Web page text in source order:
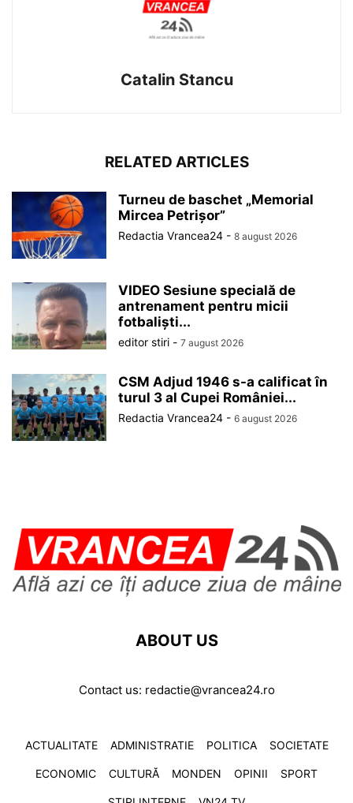
Catalin Stancu
RELATED ARTICLES
Turneu de baschet „Memorial
Mircea Petrișor”
Redactia Vrancea24 - 8 august 2026
VIDEO Sesiune specială de
antrenament pentru micii
fotbaliști...
editor stiri - 7 august 2026
CSM Adjud 1946 s-a calificat în
turul 3 al Cupei României...
Redactia Vrancea24 - 6 august 2026
ABOUT US
Contact us: redactie@vrancea24.ro
ACTUALITATE ADMINISTRATIE POLITICA SOCIETATE
ECONOMIC CULTURĂ MONDEN OPINII SPORT